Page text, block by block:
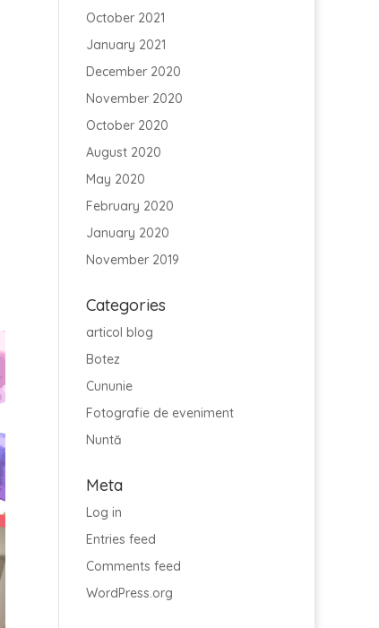
October 2021
January 2021
December 2020
November 2020
October 2020
August 2020
May 2020
February 2020
January 2020
November 2019
Categories
articol blog
Botez
Cununie
Fotografie de eveniment
Nuntă
Meta
Log in
Entries feed
Comments feed
WordPress.org